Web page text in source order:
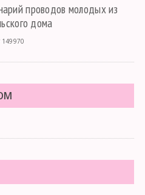
проводов молодых из
дома
149970